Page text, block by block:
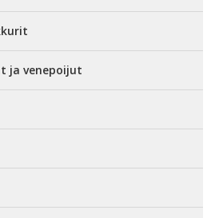
ja venepoijut